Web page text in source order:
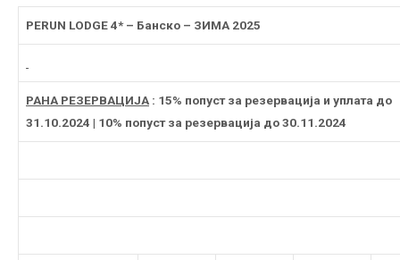
PERUN LODGE 4* – Банско – ЗИМА 2025
РАНА РЕЗЕРВАЦИЈА : 15% попуст за резервација и уплата до
31.10.2024 | 10% попуст за резервација до 30.11.2024